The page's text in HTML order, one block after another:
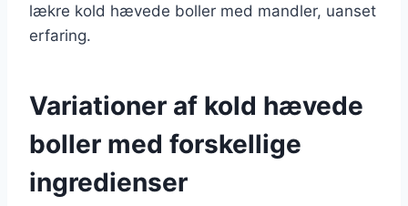
lækre kold hævede boller med mandler, uanset
erfaring.
Variationer af kold hævede
boller med forskellige
ingredienser